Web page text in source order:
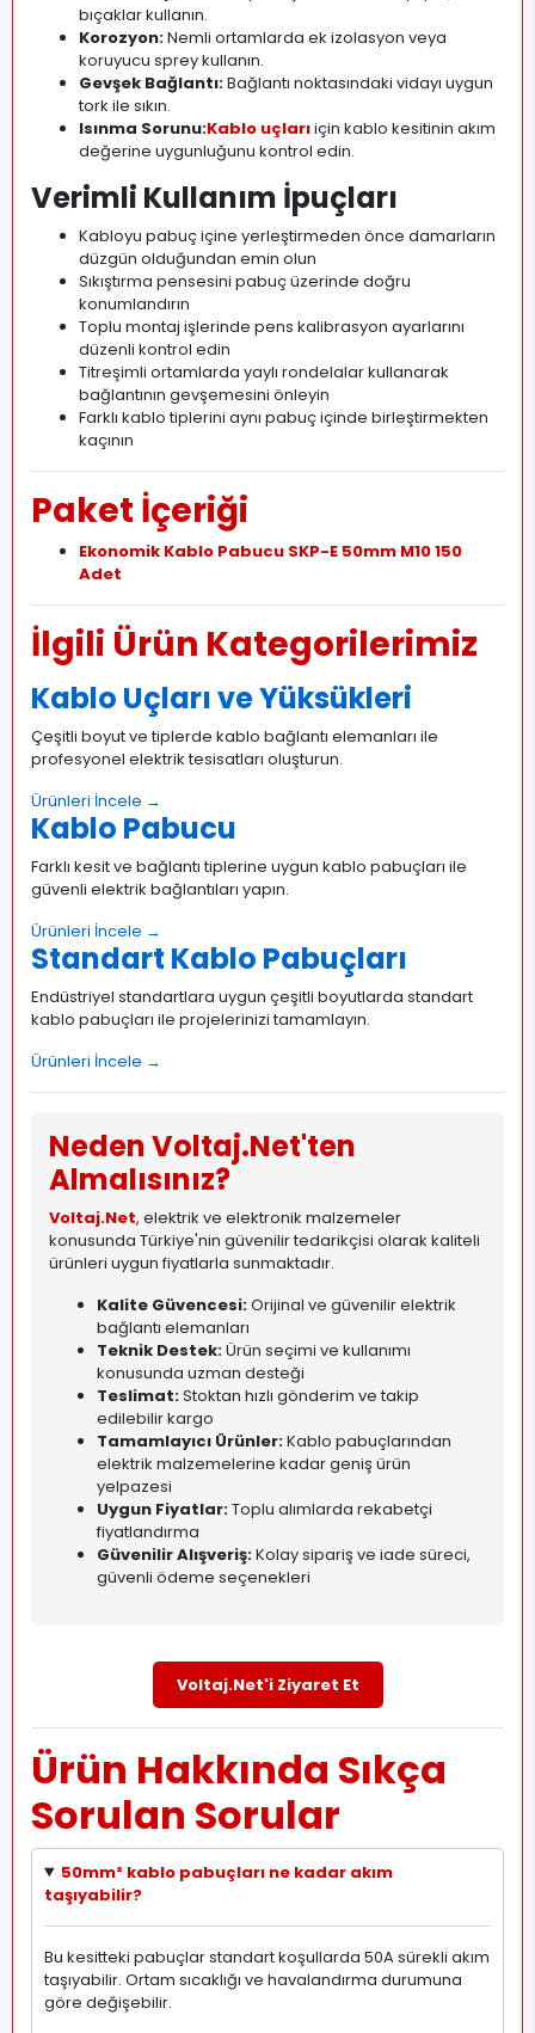
bıçaklar kullanın.
Korozyon:Nemli ortamlarda ek izolasyon veya
koruyucu sprey kullanın.
Gevşek Bağlantı:Bağlantı noktasındaki vidayı uygun
tork ile sıkın.
Isınma Sorunu:Kablo uçlarıiçin kablo kesitinin akım
değerine uygunluğunu kontrol edin.
Verimli Kullanım İpuçları
Kabloyu pabuç içine yerleştirmeden önce damarların
düzgün olduğundan emin olun
Sıkıştırma pensesini pabuç üzerinde doğru
konumlandırın
Toplu montaj işlerinde pens kalibrasyon ayarlarını
düzenli kontrol edin
Titreşimli ortamlarda yaylı rondelalar kullanarak
bağlantının gevşemesini önleyin
Farklı kablo tiplerini aynı pabuç içinde birleştirmekten
kaçının
Paket İçeriği
Ekonomik Kablo Pabucu SKP-E 50mm M10 150
Adet
İlgili Ürün Kategorilerimiz
Kablo Uçları ve Yüksükleri
Çeşitli boyut ve tiplerde kablo bağlantı elemanları ile
profesyonel elektrik tesisatları oluşturun.
Ürünleri İncele →
Kablo Pabucu
Farklı kesit ve bağlantı tiplerine uygun kablo pabuçları ile
güvenli elektrik bağlantıları yapın.
Ürünleri İncele →
Standart Kablo Pabuçları
Endüstriyel standartlara uygun çeşitli boyutlarda standart
kablo pabuçları ile projelerinizi tamamlayın.
Ürünleri İncele →
Neden Voltaj.Net'ten
Almalısınız?
Voltaj.Net, elektrik ve elektronik malzemeler
konusunda Türkiye'nin güvenilir tedarikçisi olarak kaliteli
ürünleri uygun fiyatlarla sunmaktadır.
Kalite Güvencesi:Orijinal ve güvenilir elektrik
bağlantı elemanları
Teknik Destek:Ürün seçimi ve kullanımı
konusunda uzman desteği
Teslimat:Stoktan hızlı gönderim ve takip
edilebilir kargo
Tamamlayıcı Ürünler:Kablo pabuçlarından
elektrik malzemelerine kadar geniş ürün
yelpazesi
Uygun Fiyatlar:Toplu alımlarda rekabetçi
fiyatlandırma
Güvenilir Alışveriş:Kolay sipariş ve iade süreci,
güvenli ödeme seçenekleri
Voltaj.Net'i Ziyaret Et
Ürün Hakkında Sıkça
Sorulan Sorular
50mm² kablo pabuçları ne kadar akım
taşıyabilir?
Bu kesitteki pabuçlar standart koşullarda 50A sürekli akım
taşıyabilir. Ortam sıcaklığı ve havalandırma durumuna
göre değişebilir.